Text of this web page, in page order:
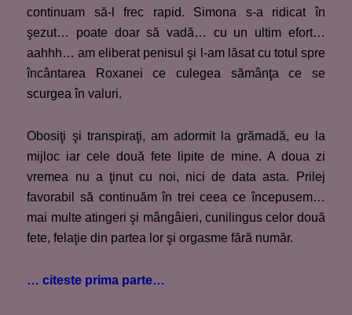
continuam să-l frec rapid. Simona s-a ridicat în
şezut… poate doar să vadă… cu un ultim efort…
aahhh… am eliberat penisul şi l-am lăsat cu totul spre
încântarea Roxanei ce culegea sămânţa ce se
scurgea în valuri.
Obosiţi şi transpiraţi, am adormit la grămadă, eu la
mijloc iar cele două fete lipite de mine. A doua zi
vremea nu a ţinut cu noi, nici de data asta. Prilej
favorabil să continuăm în trei ceea ce începusem…
mai multe atingeri şi mângâieri, cunilingus celor două
fete, felaţie din partea lor şi orgasme fără număr.
… citeste prima parte…